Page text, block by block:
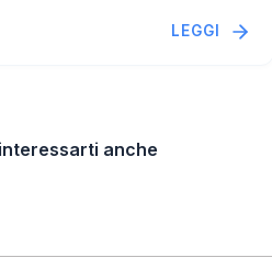
LEGGI
anche